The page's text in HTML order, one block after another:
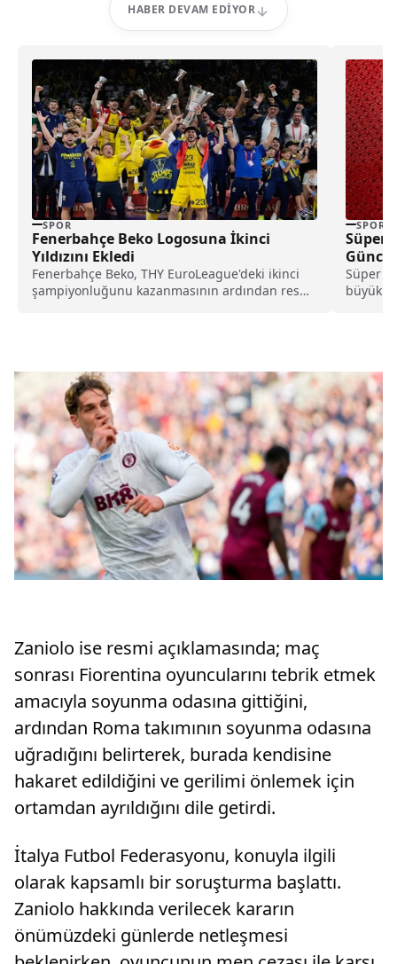
HABER DEVAM EDIYOR
SPOR
Fenerbahçe Beko Logosuna İkinci
Yıldızını Ekledi
Fenerbahçe Beko, THY EuroLeague'deki ikinci
şampiyonluğunu kazanmasının ardından resmi
SPOR
Süper
Süper
Zaniolo ise resmi açıklamasında; maç
sonrası Fiorentina oyuncularını tebrik etmek
amacıyla soyunma odasına gittiğini,
ardından Roma takımının soyunma odasına
uğradığını belirterek, burada kendisine
hakaret edildiğini ve gerilimi önlemek için
ortamdan ayrıldığını dile getirdi.
İtalya Futbol Federasyonu, konuyla ilgili
olarak kapsamlı bir soruşturma başlattı.
Zaniolo hakkında verilecek kararın
önümüzdeki günlerde netleşmesi